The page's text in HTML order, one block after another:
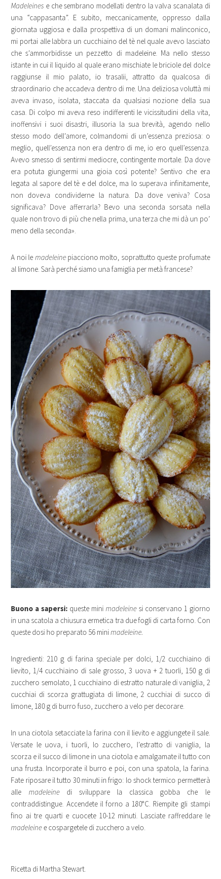
Madeleines e che sembrano modellati dentro la valva scanalata di
una “cappasanta”. E subito, meccanicamente, oppresso dalla
giornata uggiosa e dalla prospettiva di un domani malinconico,
mi portai alle labbra un cucchiaino del tè nel quale avevo lasciato
che s’ammorbidisse un pezzetto di madeleine. Ma nello stesso
istante in cui il liquido al quale erano mischiate le briciole del dolce
raggiunse il mio palato, io trasalii, attratto da qualcosa di
straordinario che accadeva dentro di me. Una deliziosa voluttà mi
aveva invaso, isolata, staccata da qualsiasi nozione della sua
casa. Di colpo mi aveva reso indifferenti le vicissitudini della vita,
inoffensivi i suoi disastri, illusoria la sua brevità, agendo nello
stesso modo dell’amore, colmandomi di un’essenza preziosa: o
meglio, quell’essenza non era dentro di me, io ero quell’essenza.
Avevo smesso di sentirmi mediocre, contingente mortale. Da dove
era potuta giungermi una gioia così potente? Sentivo che era
legata al sapore del tè e del dolce, ma lo superava infinitamente,
non doveva condividerne la natura. Da dove veniva? Cosa
significava? Dove afferrarla? Bevo una seconda sorsata nella
quale non trovo di più che nella prima, una terza che mi dà un po’
meno della seconda».
A noi le madeleinepiacciono molto, soprattutto queste profumate
al limone. Sarà perché siamo una famiglia per metà francese?
Buono a sapersi: queste mini madeleine si conservano 1 giorno
in una scatola a chiusura ermetica tra due fogli di carta forno. Con
queste dosi ho preparato 56 minimadeleine.
Ingredienti: 210 g di farina speciale per dolci, 1/2 cucchiaino di
lievito, 1/4 cucchiaino di sale grosso, 3 uova + 2 tuorli, 150 g di
zucchero semolato, 1 cucchiaino di estratto naturale di vaniglia, 2
cucchiai di scorza grattugiata di limone, 2 cucchiai di succo di
limone, 180 g di burro fuso, zucchero a velo per decorare.
In una ciotola setacciate la farina con il lievito e aggiungete il sale.
Versate le uova, i tuorli, lo zucchero, l’estratto di vaniglia, la
scorza e il succo di limone in una ciotola e amalgamate il tutto con
una frusta. Incorporate il burro e poi, con una spatola, la farina.
Fate riposare il tutto 30 minuti in frigo: lo shock termico permetterà
alle madeleinedi sviluppare la classica gobba che le
contraddistingue. Accendete il forno a 180°C. Riempite gli stampi
fino ai tre quarti e cuocete 10-12 minuti. Lasciate raffreddare le
madeleine e cospargetele di zucchero a velo.
Ricetta di Martha Stewart.